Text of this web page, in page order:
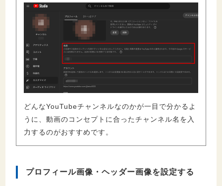
どんなYouTubeチャンネルなのかが一目で分かるよ
うに、動画のコンセプトに合ったチャンネル名を入
力するのがおすすめです。
プロフィール画像・ヘッダー画像を設定する